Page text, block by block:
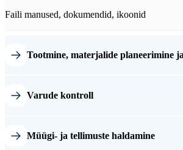
Faili manused, dokumendid, ikoonid
Tootmine, materjalide planeerimine
Varude kontroll
Müügi- ja tellimuste haldamine